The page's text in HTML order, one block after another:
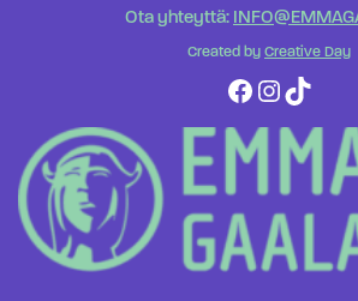
Ota yhteyttä:
Created by Creative Day